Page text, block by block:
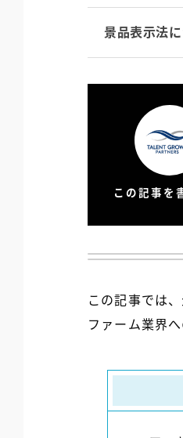
景品表示法
この記事を
この記事では
ファーム業界